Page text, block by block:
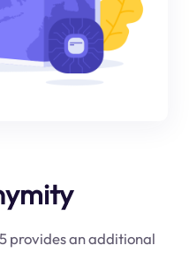
provides an additional